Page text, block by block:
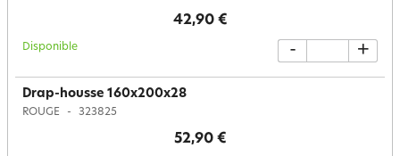
42,90 €
Disponible - +
Drap-housse 160x200x28
ROUGE 323825
52,90 €